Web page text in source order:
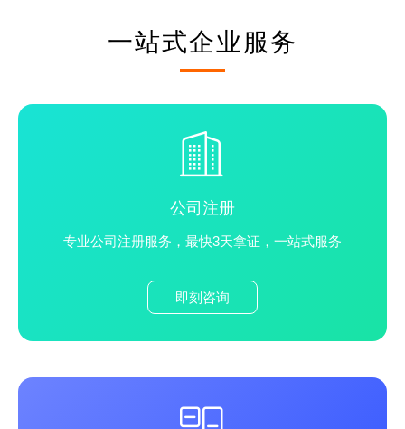
一站式企业服务
公司注册
专业公司注册服务，最快3天拿证，一站式服务
即刻咨询